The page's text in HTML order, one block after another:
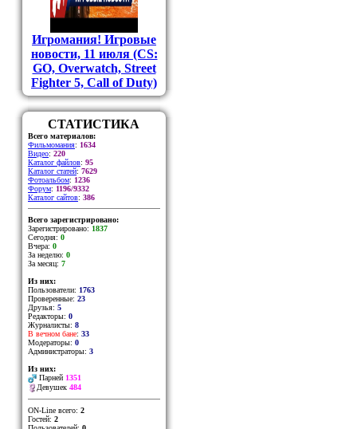
Игромания! Игровые
новости, 11 июля (CS:
GO, Overwatch, Street
Fighter 5, Call of Duty)
СТАТИСТИКА
Всего материалов:
Фильмомания: 1634
Видео: 220
Каталог файлов: 95
Каталог статей: 7629
Фотоальбом: 1236
Форум: 1196/9332
Каталог сайтов: 386
Всего зарегистрировано:
Зарегистрировано: 1837
Сегодня: 0
Вчера: 0
За неделю: 0
За месяц: 7
Из них:
Пользователи: 1763
Проверенные: 23
Друзья: 5
Редакторы: 0
Журналисты: 8
В вечном бане: 33
Модераторы: 0
Администраторы: 3
Из них:
Парней 1351
Девушек 484
ON-Line всего: 2
Гостей: 2